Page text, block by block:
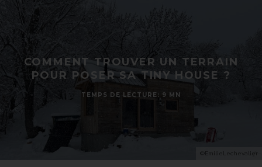
©EmilieLechevalier
COMMENT TROUVER UN TERRAIN
POUR POSER SA TINY HOUSE ?
TEMPS DE LECTURE: 9 MN